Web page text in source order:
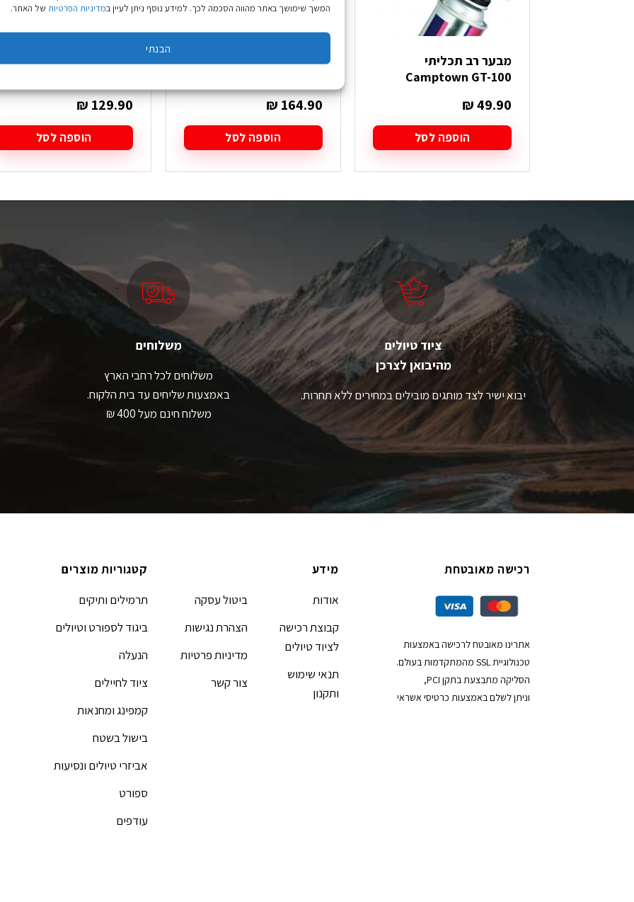
המשך שימושך באתר מהווה הסכמה לכך. למידע נוסף ניתן לעיין במדיניות הפרטיות של האתר.
הבנתי
מבער רב תכליתי
Camptown GT-100
₪49.90
הוספה לסל
מתאם למיכלי גז Kovea P-
₪ 164.90
הוספה לסל
גזייה אלפינית Pumoko
₪ 129.90
הוספה לסל
ציוד טיולים
מהיבואן לצרכן
יבוא ישיר לצד מותגים מובילים במחירים ללא תחרות.
משלוחים
משלוחים לכל רחבי הארץ
באמצעות שליחים עד בית הלקוח.
משלוח חינם מעל 400 ₪
רכישה מאובטחת
אתרינו מאובטח לרכישה באמצעות
טכנולוגיית SSL מהמתקדמות בעולם.
הסליקה מתבצעת בתקן PCI,
וניתן לשלם באמצעות כרטיסי אשראי
מידע
אודות
קבוצת רכישה
לציוד טיולים
תנאי שימוש
ותקנון
ביטול עסקה
הצהרת נגישות
מדיניות פרטיות
צור קשר
קטגוריות מוצרים
תרמילים ותיקים
ביגוד לספורט וטיולים
הנעלה
ציוד לחיילים
קמפינג ומחנאות
בישול בשטח
אביזרי טיולים ונסיעות
ספורט
עודפים